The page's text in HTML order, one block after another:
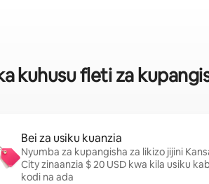
kuhusu fleti za
Bei za usiku kuanzia
Nyumba za kupangisha za likizo jijini
City zinaanzia $ 20 USD kwa kila usiku
kodi na ada